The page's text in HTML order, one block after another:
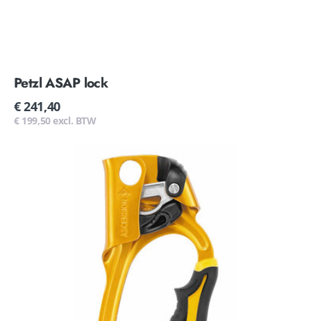
Petzl ASAP lock
Normale
prijs
€ 241,40
€ 199,50 excl. BTW